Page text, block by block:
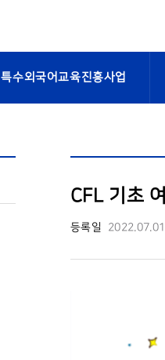
특수외국어교육진흥사업
CFL 기초
등록일 2022.07.01